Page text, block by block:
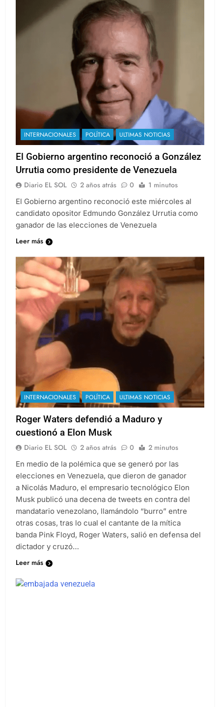
INTERNACIONALES POLÍTICA ULTIMAS NOTICIAS
El Gobierno argentino reconoció a González
Urrutia como presidente de Venezuela
Diario EL SOL 2 años atrás 0 1 minutos
El Gobierno argentino reconoció este miércoles al
candidato opositor Edmundo González Urrutia como
ganador de las elecciones de Venezuela
Leer más
INTERNACIONALES POLÍTICA ULTIMAS NOTICIAS
Roger Waters defendió a Maduro y
cuestionó a Elon Musk
Diario EL SOL 2 años atrás 0 2 minutos
En medio de la polémica que se generó por las
elecciones en Venezuela, que dieron de ganador
a Nicolás Maduro, el empresario tecnológico Elon
Musk publicó una decena de tweets en contra del
mandatario venezolano, llamándolo “burro” entre
otras cosas, tras lo cual el cantante de la mítica
banda Pink Floyd, Roger Waters, salió en defensa del
dictador y cruzó…
Leer más